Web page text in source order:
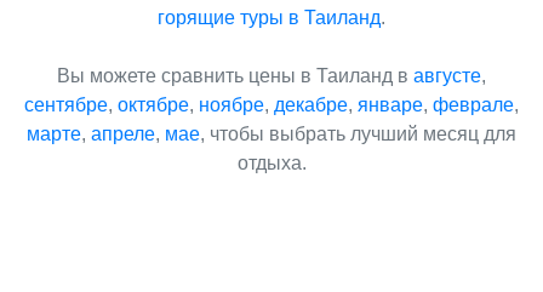
горящие туры в Таиланд.
Вы можете сравнить цены в Таиланд в августе,
сентябре, октябре, ноябре, декабре, январе, феврале,
марте, апреле, мае, чтобы выбрать лучший месяц для
отдыха.